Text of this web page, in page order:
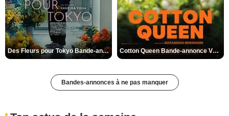
Des Fleurs pour Tokyo Bande-annonce VO STFR Cotton Queen Bande-annonce VO STFR
Bandes-annonces à ne pas manquer